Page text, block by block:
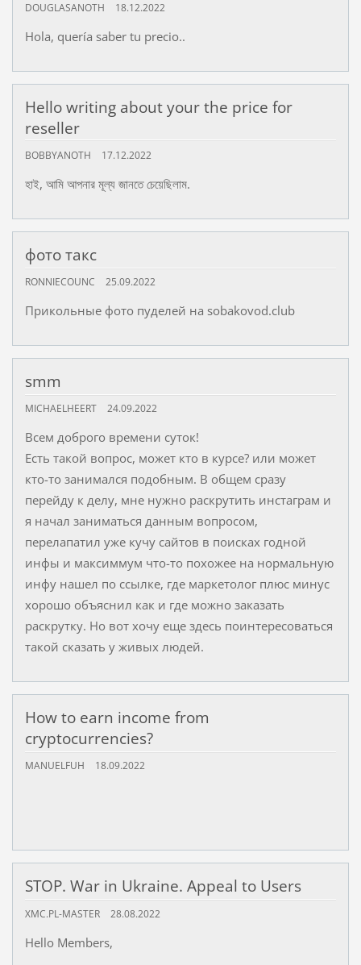
DOUGLASANOTH 18.12.2022
Hola, quería saber tu precio..
Hello writing about your the price for
reseller
BOBBYANOTH 17.12.2022
হাই, আমি আপনার মূল্য জানতে চেয়েছিলাম.
фото такс
RONNIECOUNC 25.09.2022
Прикольные фото пуделей на sobakovod.club
smm
MICHAELHEERT 24.09.2022
Всем доброго времени суток!
Есть такой вопрос, может кто в курсе? или может
кто-то занимался подобным. В общем сразу
перейду к делу, мне нужно раскрутить инстаграм и
я начал заниматься данным вопросом,
перелапатил уже кучу сайтов в поисках годной
инфы и максиммум что-то похожее на нормальную
инфу нашел по ссылке, где маркетолог плюс минус
хорошо объяснил как и где можно заказать
раскрутку. Но вот хочу еще здесь поинтересоваться
такой сказать у живых людей.
How to earn income from
cryptocurrencies?
MANUELFUH 18.09.2022
STOP. War in Ukraine. Appeal to Users
XMC.PL-MASTER 28.08.2022
Hello Members,